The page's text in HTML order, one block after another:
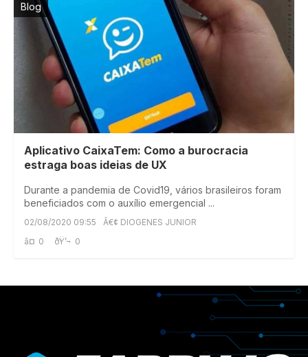
Blog
Aplicativo CaixaTem: Como a burocracia
estraga boas ideias de UX
Durante a pandemia de Covid19, vários brasileiros foram
beneficiados com o auxílio emergencial ...
02/08/2020 09:55
Â€¢ DIOGENES JUNIOR
â¤ 0 ðŸ’¬ 0